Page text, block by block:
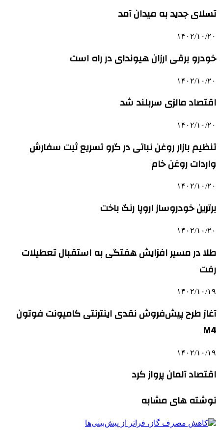
تسلای جدید به میدان آمد
۱۴۰۲/۱۰/۲۰
خودرو برقی ارزان هیوندای در راه است
۱۴۰۲/۱۰/۲۰
اقتصاد مالزی سربلند شد
۱۴۰۲/۱۰/۲۰
تنظیم بازار روغن نباتی در گرو تسریع ثبت سفارش
واردات روغن خام
۱۴۰۲/۱۰/۲۰
برترین خودروساز اروپا رنگ باخت
۱۴۰۲/۱۰/۲۰
طلا در مسیر افزایش هفتگی به استقبال تعطیلات
رفت
۱۴۰۲/۱۰/۱۹
آغاز طرح پیش‌فروش نقدی اینترنتی کامیونت فوتون
M4
۱۴۰۲/۱۰/۱۹
اقتصاد آلمان پرواز کرد
نوشته های مشابه